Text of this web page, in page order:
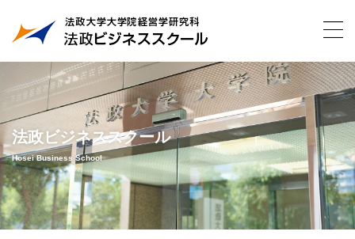
法政ビジネススクール
Hosei Business School